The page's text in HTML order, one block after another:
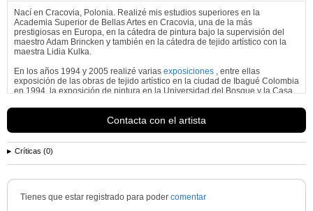
Nací en Cracovia, Polonia. Realizé mis estudios superiores en la
Academia Superior de Bellas Artes en Cracovia, una de la más
prestigiosas en Europa, en la cátedra de pintura bajo la supervisión del
maestro Adam Brincken y también en la cátedra de tejido artístico con la
maestra Lidia Kulka.
En los años 1994 y 2005 realizé varias exposiciones , entre ellas
exposición de las obras de tejido artístico en la ciudad de Ibagué Colombia
en 1994, la exposición de pintura en la Universidad del Bosque y la Casa
expuse en Italia y Holanda. Desde 2005 hasta 2013 he trabajado sobre
diseño y producción de las joyas artísticas exponiendo en varias galerías.
Contacta con el artista
Críticas (0)
Tienes que estar registrado para poder comentar